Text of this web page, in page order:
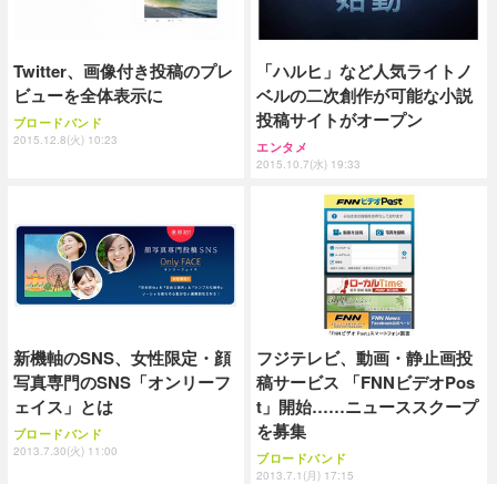
Twitter、画像付き投稿のプレ
ビューを全体表示に
ブロードバンド
2015.12.8(火) 10:23
「ハルヒ」など人気ライトノ
ベルの二次創作が可能な小説
投稿サイトがオープン
エンタメ
2015.10.7(水) 19:33
新機軸のSNS、女性限定・顔
写真専門のSNS「オンリーフ
ェイス」とは
ブロードバンド
2013.7.30(火) 11:00
フジテレビ、動画・静止画投
稿サービス 「FNNビデオPos
t」開始……ニューススクープ
を募集
ブロードバンド
2013.7.1(月) 17:15